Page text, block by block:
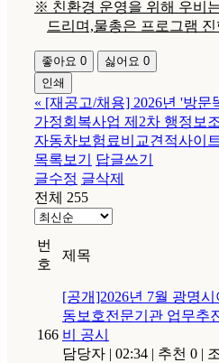
※ 친환경 운영을 위해 우비
드리며,물총은 프로그램
좋아요 0 싫어요 0
인쇄
« [재공고/채용] 2026년 '방문
가정회복사업 제2차 행정보
자동차보험료비교견적사이트
목록보기
답글쓰기
글수정 글삭제
전체 255
번
호
제목
166
[공개]2026년 7월 광명시
동보호전문기관 업무추
비 공시
담당자 | 02:34 | 추천 0 |